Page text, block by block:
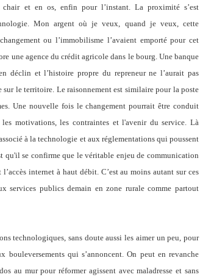
et en os, enfin pour l’instant. La proximité s’est
Mon argent où je veux, quand je veux, cette
ou l’immobilisme l’avaient emporté pour cet
une agence du crédit agricole dans le bourg. Une banque
déclin et l’histoire propre du repreneur ne l’aurait pas
le territoire. Le raisonnement est similaire pour la poste
Une nouvelle fois le changement pourrait être conduit
motivations, les contraintes et l'avenir du service. Là
à la technologie et aux réglementations qui poussent
qu'il se confirme que le véritable enjeu de communication
internet à haut débit. C’est au moins autant sur ces
services publics demain en zone rurale comme partout
technologiques, sans doute aussi les aimer un peu, pour
qui s’annoncent. On peut en revanche
au mur pour réformer agissent avec maladresse et sans